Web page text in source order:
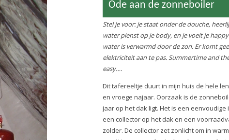
Er komt geen gas of elektriciteit aan te pas.
Summertime and the living is easy….
Dit tafereeltje duurt in mijn huis de hele lente,
zomer en vroege najaar. Oorzaak is de
zonneboiler die al 16 jaar op het dak ligt. Het is
een eenvoudige installatie: een collector op
het dak en een voorraadvat op zolder. De
collector zet zonlicht om in warmte. Die wordt
in een goed geisoleerd voorraadvat via een
koperen spiraal afgegeven aan tapwater. Dat
voorraadvat staat naast de cv ketel want die
moet het tapwater naverwarmen als de zon in
de maanden met de ‘r’ in de naam eventueel
onvoldoende kracht heeft om het
voorraadvatwater tot 60 graden of meer op te